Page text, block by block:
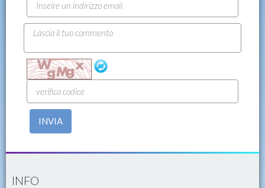
INVIA
INFO